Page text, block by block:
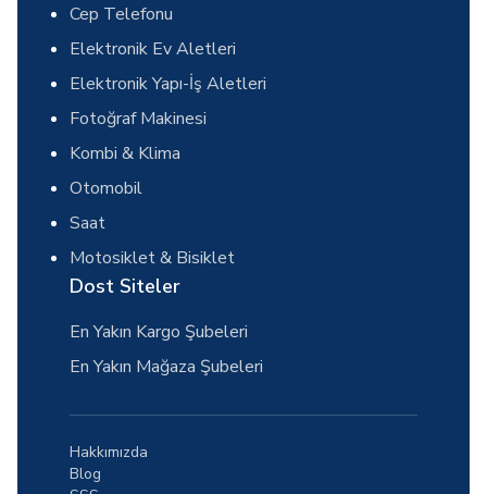
Cep Telefonu
Elektronik Ev Aletleri
Elektronik Yapı-İş Aletleri
Fotoğraf Makinesi
Kombi & Klima
Otomobil
Saat
Motosiklet & Bisiklet
Dost Siteler
En Yakın Kargo Şubeleri
En Yakın Mağaza Şubeleri
Hakkımızda
Blog